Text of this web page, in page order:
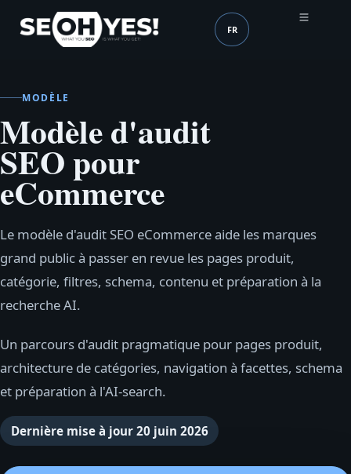
SEOH Langue (mobile
FR
MODÈLE
Modèle d'audit
SEO pour
eCommerce
Le modèle d'audit SEO eCommerce aide les marques
grand public à passer en revue les pages produit,
catégorie, filtres, schema, contenu et préparation à la
recherche AI.
Un parcours d'audit pragmatique pour pages produit,
architecture de catégories, navigation à facettes, schema
et préparation à l'AI-search.
Dernière mise à jour 20 juin 2026